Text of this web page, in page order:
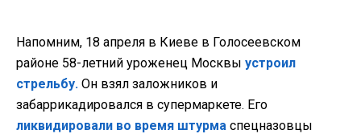
Напомним, 18 апреля в Киеве в Голосеевском
районе 58-летний уроженец Москвы устроил
стрельбу. Он взял заложников и
забаррикадировался в супермаркете. Его
ликвидировали во время штурма спецназовцы